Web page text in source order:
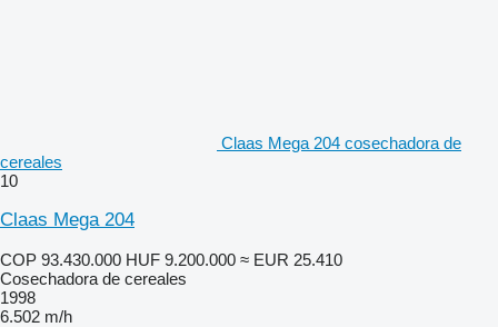
Claas Mega 204 cosechadora de
cereales
10
Claas Mega 204
COP 93.430.000 HUF 9.200.000 ≈ EUR 25.410
Cosechadora de cereales
1998
6.502 m/h